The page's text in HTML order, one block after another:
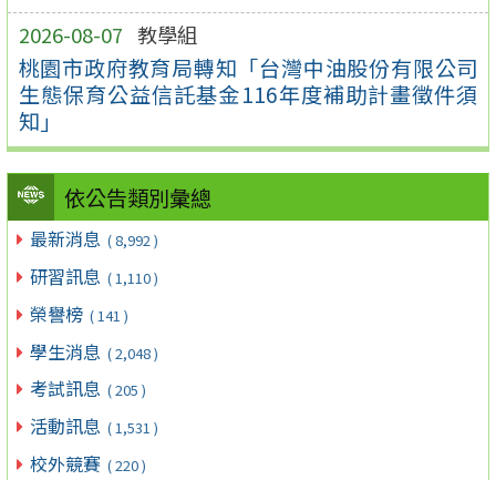
2026-08-07 教學組
桃園市政府教育局轉知「台灣中油股份有限公司
生態保育公益信託基金116年度補助計畫徵件須
知」
依公告類別彙總
最新消息 ( 8,992 )
研習訊息 ( 1,110 )
榮譽榜 ( 141 )
學生消息 ( 2,048 )
考試訊息 ( 205 )
活動訊息 ( 1,531 )
校外競賽 ( 220 )